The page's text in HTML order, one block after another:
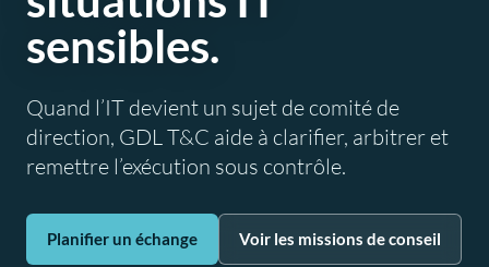
sensibles.
Quand l’IT devient un sujet de comité de
direction, GDL T&C aide à clarifier, arbitrer et
remettre l’exécution sous contrôle.
Planifier un échange Voir les missions de conseil